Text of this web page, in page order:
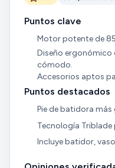
Puntos clave
Motor potente de
Diseño ergonómico
cómodo.
Accesorios aptos
Puntos destacados
Pie de batidora
Tecnología Triblade
Incluye batidor,